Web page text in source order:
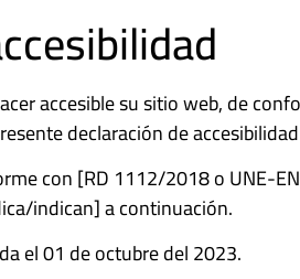
accesible su sitio web, de
declaración de
con [RD 1112/2018 o UNE-
indican] a continuación.
el 01 de octubre del 2023.